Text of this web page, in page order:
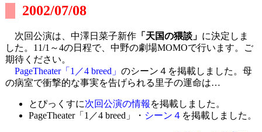
2002/07/08
次回公演は、中澤日菜子新作「天国の猥談」 に決定しま
した。11/1～4の日程で、中野の劇場MOMOで行います。ご
期待ください。
PageTheater「1／4 breed」 のシーン４を掲載しました。母
の病室で衝撃的な事実を告げられる里子の運命は…
とぴっくすに次回公演の情報 を掲載しました。
PageTheater「1／4 breed」・ シーン４ を掲載しました。